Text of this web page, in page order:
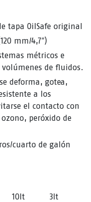
tapa OilSafe original
mm/4,7″)
métricos e
de fluidos.
deforma, gotea,
a los
el contacto con
peróxido de
cuarto de galón
10lt 3lt